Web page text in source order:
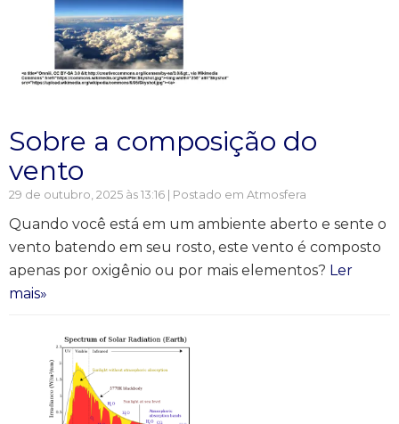
Sobre a composição do
vento
29 de outubro, 2025 às 13:16 | Postado em Atmosfera
Quando você está em um ambiente aberto e sente o
vento batendo em seu rosto, este vento é composto
apenas por oxigênio ou por mais elementos? Ler
mais»